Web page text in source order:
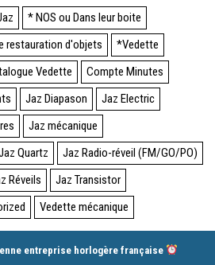
* NOS ou Dans leur boite
restauration d'objets
*Vedette
Vedette
Compte Minutes
Jaz Diapason
Jaz Electric
Jaz mécanique
Quartz
Jaz Radio-réveil (FM/GO/PO)
Réveils
Jaz Transistor
Vedette mécanique
entreprise horlogère française